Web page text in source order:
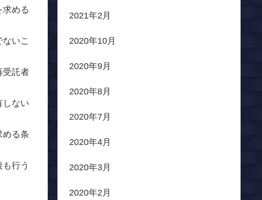
求める
いこ
受託者
しない
める条
行う
2021年2月
2020年10月
2020年9月
2020年8月
2020年7月
2020年4月
2020年3月
2020年2月